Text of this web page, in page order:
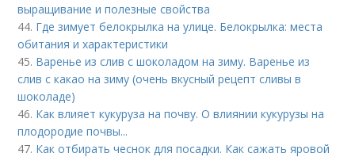
выращивание и полезные свойства
44. Где зимует белокрылка на улице. Белокрылка: места
обитания и характеристики
45. Варенье из слив с шоколадом на зиму. Варенье из
слив с какао на зиму (очень вкусный рецепт сливы в
шоколаде)
46. Как влияет кукуруза на почву. О влиянии кукурузы на
плодородие почвы...
47. Как отбирать чеснок для посадки. Как сажать яровой